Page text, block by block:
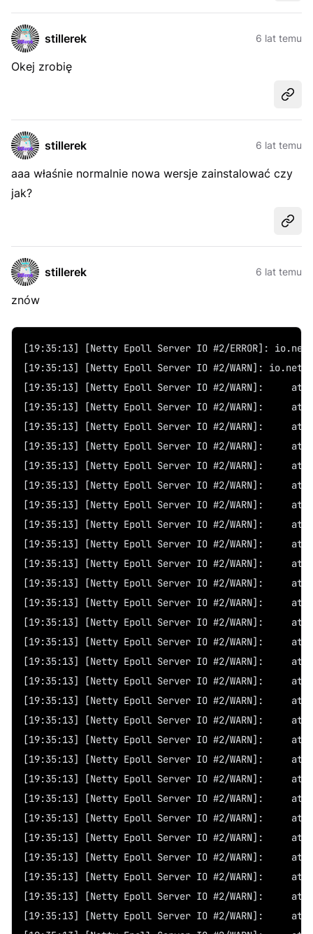
stillerek 6 lat temu
Okej zrobię
stillerek 6 lat temu
aaa właśnie normalnie nowa wersje zainstalować czy
jak?
stillerek 6 lat temu
znów
[19:35:13] [Netty Epoll Server IO #2/ERROR]:
[19:35:13] [Netty Epoll Server IO #2/WARN]: